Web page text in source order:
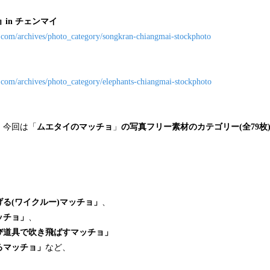
in チェンマイ
archives/photo_category/songkran-chiangmai-stockphoto
archives/photo_category/elephants-chiangmai-stockphoto
回は「 ムエタイのマッチョ 」 の写真フリー素材のカテゴリー(全79
(ワイクルー)マッチョ」 、
ョ」 、
具で吹き飛ばすマッチョ」
ッチョ」 など、